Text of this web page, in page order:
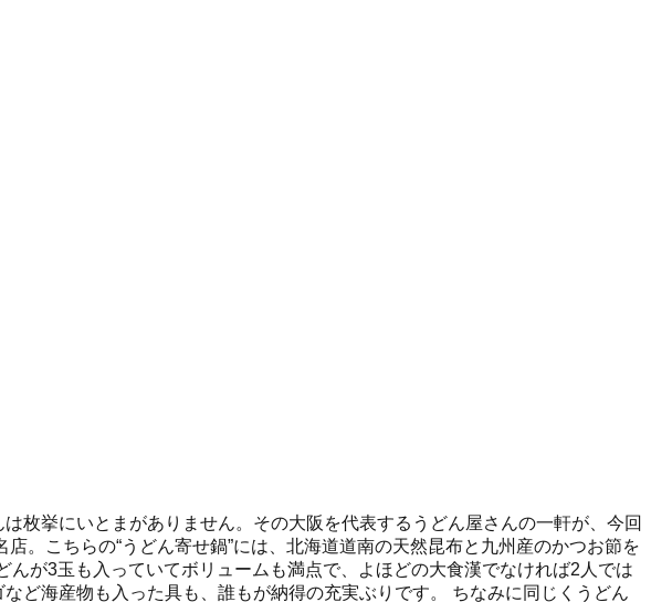
枚挙にいとまがありません。その大阪を代表するうどん屋さんの一軒が、今回
。こちらの“うどん寄せ鍋”には、北海道道南の天然昆布と九州産のかつお節を
が3玉も入っていてボリュームも満点で、よほどの大食漢でなければ2人では
ど海産物も入った具も、誰もが納得の充実ぶりです。 ちなみに同じくうどん